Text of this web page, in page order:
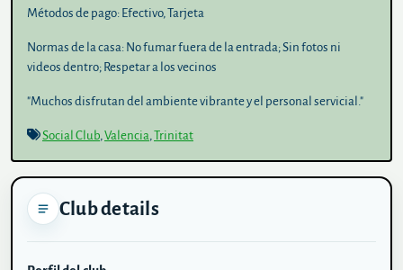
Métodos de pago: Efectivo, Tarjeta
Normas de la casa: No fumar fuera de la entrada; Sin fotos ni
videos dentro; Respetar a los vecinos
"Muchos disfrutan del ambiente vibrante y el personal servicial."
Social Club,Valencia,Trinitat
Club details